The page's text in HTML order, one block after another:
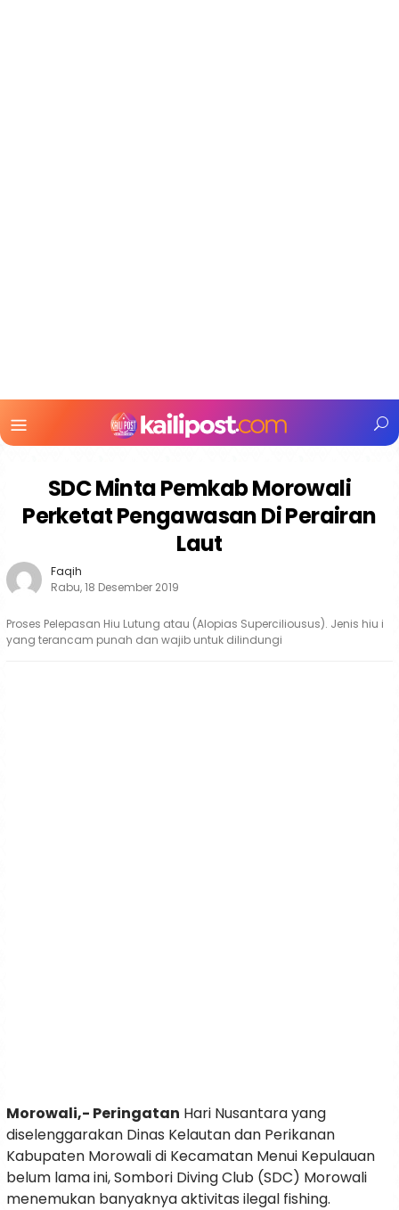
Mobile
SDC Minta Pemkab Morowali
Perketat Pengawasan Di Perairan
Laut
Faqih
Rabu, 18 Desember 2019
Proses Pelepasan Hiu Lutung atau (Alopias Superciliousus). Jenis hiu i
yang terancam punah dan wajib untuk dilindungi
Morowali,- Peringatan Hari Nusantara yang
diselenggarakan Dinas Kelautan dan Perikanan
Kabupaten Morowali di Kecamatan Menui Kepulauan
belum lama ini, Sombori Diving Club (SDC) Morowali
menemukan banyaknya aktivitas ilegal fishing.